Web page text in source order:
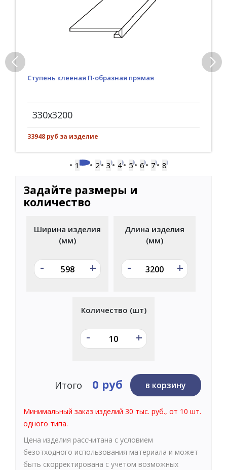
Ступень клееная П-образная прямая
330x3200
33948 руб за изделие
1 2 3 4 5 6 7 8
Задайте размеры и
количество
Ширина изделия
(мм)
- +
Длина изделия
(мм)
- +
Количество (шт)
- +
Итого 0 руб в корзину
Минимальный заказ изделий 30 тыс. руб., от 10 шт.
одного типа.
Цена изделия рассчитана с условием
безотходного использования материала и может
быть скорректирована с учетом возможных